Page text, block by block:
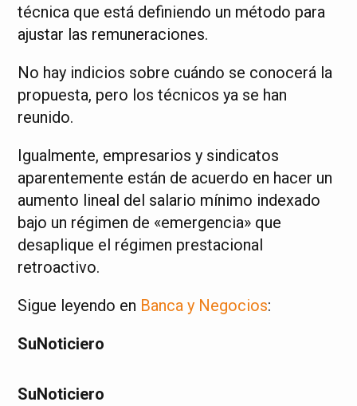
técnica que está definiendo un método para
ajustar las remuneraciones.
No hay indicios sobre cuándo se conocerá la
propuesta, pero los técnicos ya se han
reunido.
Igualmente, empresarios y sindicatos
aparentemente están de acuerdo en hacer un
aumento lineal del salario mínimo indexado
bajo un régimen de «emergencia» que
desaplique el régimen prestacional
retroactivo.
Sigue leyendo en Banca y Negocios:
SuNoticiero
SuNoticiero